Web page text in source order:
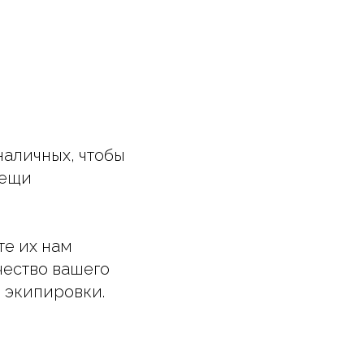
чтобы
их нам
вашего
экипировки.